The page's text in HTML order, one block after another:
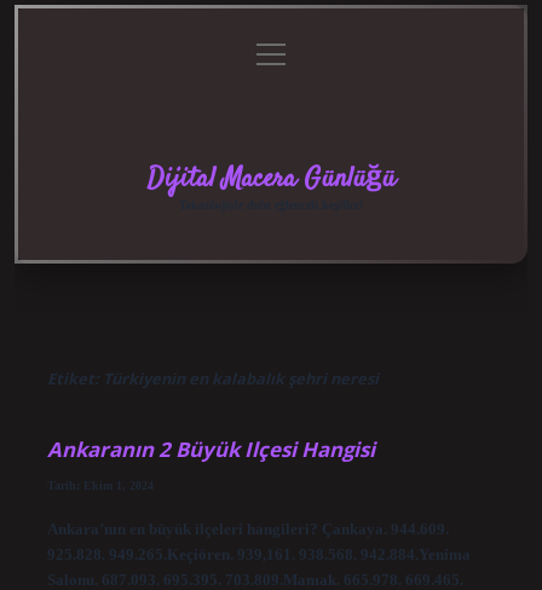
menüyü
aç
Dijital Macera Günlüğü
Etiket: Türkiyenin en kalabalık şehri neresi
Ankaranın 2 Büyük Ilçesi Hangisi
Tarih: Ekim 1, 2024
Ankara’nın en büyük ilçeleri hangileri? Çankaya. 944.609.
925.828. 949.265.Keçiören. 939,161. 938.568. 942.884.Yenima
Salonu. 687.093. 695.395. 703.809.Mamak. 665.978. 669.465.